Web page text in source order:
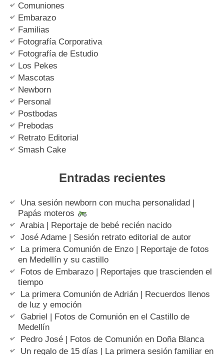
Comuniones
Embarazo
Familias
Fotografía Corporativa
Fotografía de Estudio
Los Pekes
Mascotas
Newborn
Personal
Postbodas
Prebodas
Retrato Editorial
Smash Cake
Entradas recientes
Una sesión newborn con mucha personalidad |
Papás moteros
Arabia | Reportaje de bebé recién nacido
José Adame | Sesión retrato editorial de autor
La primera Comunión de Enzo | Reportaje de fotos
en Medellín y su castillo
Fotos de Embarazo | Reportajes que trascienden el
tiempo
La primera Comunión de Adrián | Recuerdos llenos
de luz y emoción
Gabriel | Fotos de Comunión en el Castillo de
Medellín
Pedro José | Fotos de Comunión en Doña Blanca
Un regalo de 15 días | La primera sesión familiar en